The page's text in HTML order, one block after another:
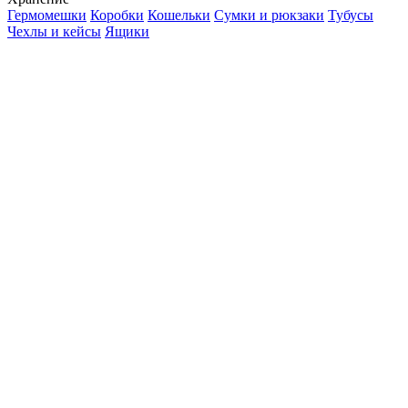
Гермомешки Коробки Кошельки Сумки и рюкзаки Тубусы
Чехлы и кейсы Ящики